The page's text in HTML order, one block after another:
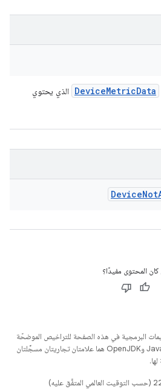
DeviceMetricData
الذي يحتوي
DeviceNot
المحتوى مفيدًا؟
البرمجية في هذه الصفحة للتراخيص الموضحّة
. إنّ Java وOpenJDK هما علامتان تجاريتان مسجَّلتان